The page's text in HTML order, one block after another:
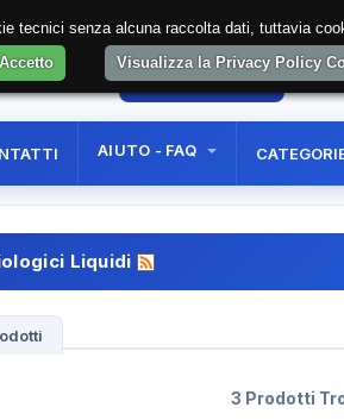
AREA RISERVATA
AIUTO - FAQ
Liquidi
3 Prodotti
senza alcuna raccolta dati, tuttavia
Accetto
Visualizza la Privacy Policy